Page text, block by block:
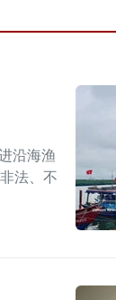
沿海渔
法、不